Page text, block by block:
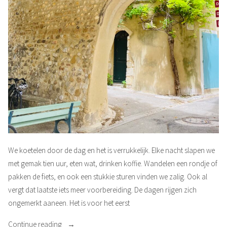
We koetelen door de dag en het is verrukkelijk. Elke nacht slapen we
met gemak tien uur, eten wat, drinken koffie. Wandelen een rondje of
pakken de fiets, en ook een stukkie sturen vinden we zalig. Ook al
vergt dat laatste iets meer voorbereiding. De dagen rijgen zich
ongemerkt aaneen. Het is voor het eerst
Continue reading “Villedieu”